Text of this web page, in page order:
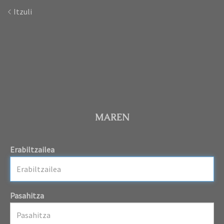
Itzuli
MAREN
Erabiltzailea
Pasahitza